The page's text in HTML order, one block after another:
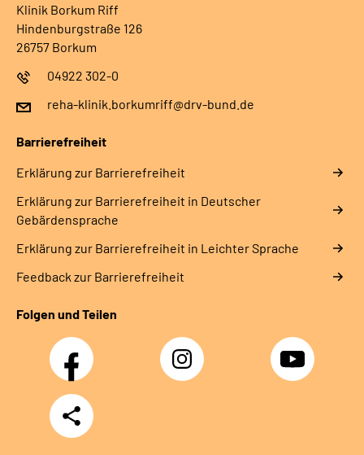
Klinik Borkum Riff
Hindenburgstraße 126
26757 Borkum
04922 302-0
reha-klinik.borkumriff@drv-bund.de
Barrierefreiheit
Erklärung zur Barrierefreiheit
Erklärung zur Barrierefreiheit in Deutscher
Gebärdensprache
Erklärung zur Barrierefreiheit in Leichter Sprache
Feedback zur Barrierefreiheit
Folgen und Teilen
Facebook Instagram YouTube
Teilen